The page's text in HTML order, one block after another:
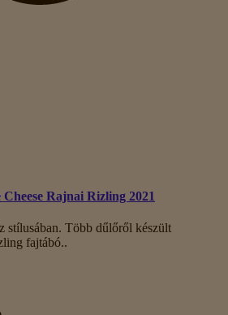
Rajnai Rizling 2021
stílusában. Több dűlőről készült
fajtábó..